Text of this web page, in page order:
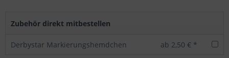
Zubehör direkt mitbestellen
Derbystar Markierungshemdchen ab 2,50 € *